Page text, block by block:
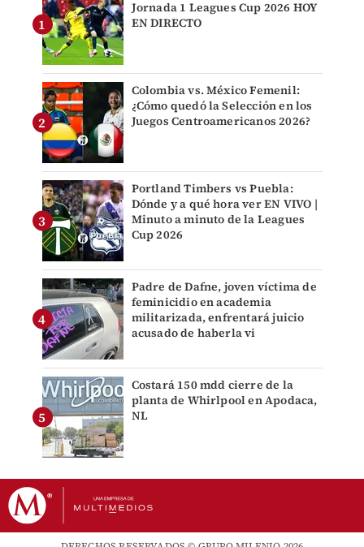
Jornada 1 Leagues Cup 2026 HOY
EN DIRECTO
Colombia vs. México Femenil:
¿Cómo quedó la Selección en los
Juegos Centroamericanos 2026?
Portland Timbers vs Puebla:
Dónde y a qué hora ver EN VIVO |
Minuto a minuto de la Leagues
Cup 2026
Padre de Dafne, joven víctima de
feminicidio en academia
militarizada, enfrentará juicio
acusado de haberla vi
Costará 150 mdd cierre de la
planta de Whirlpool en Apodaca,
NL